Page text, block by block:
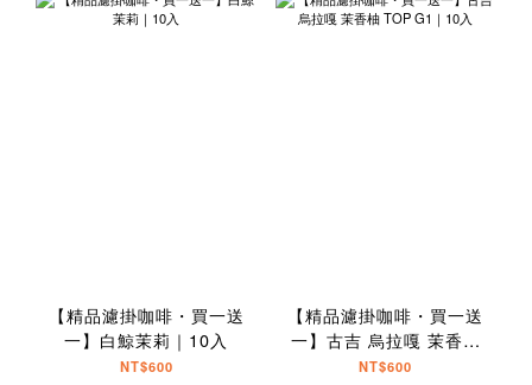
【精品濾掛咖啡・買一送
一】白鯨茉莉｜10入
NT$600
【精品濾掛咖啡・買一送
一】古吉 烏拉嘎 茉香柚
TOP G1｜10入
NT$600